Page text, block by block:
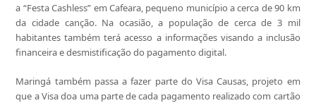
a “Festa Cashless” em Cafeara, pequeno município a cerca de 90 km
da cidade canção. Na ocasião, a população de cerca de 3 mil
habitantes também terá acesso a informações visando a inclusão
financeira e desmistificação do pagamento digital.
Maringá também passa a fazer parte do Visa Causas, projeto em
que a Visa doa uma parte de cada pagamento realizado com cartão